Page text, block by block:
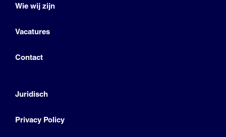
Wie wij zijn
Vacatures
Contact
Juridisch
Privacy Policy